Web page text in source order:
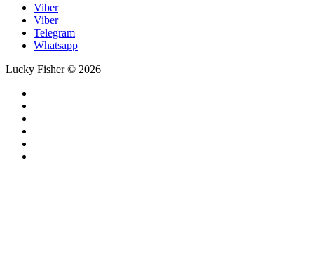
Viber
Viber
Telegram
Whatsapp
Lucky Fisher © 2026